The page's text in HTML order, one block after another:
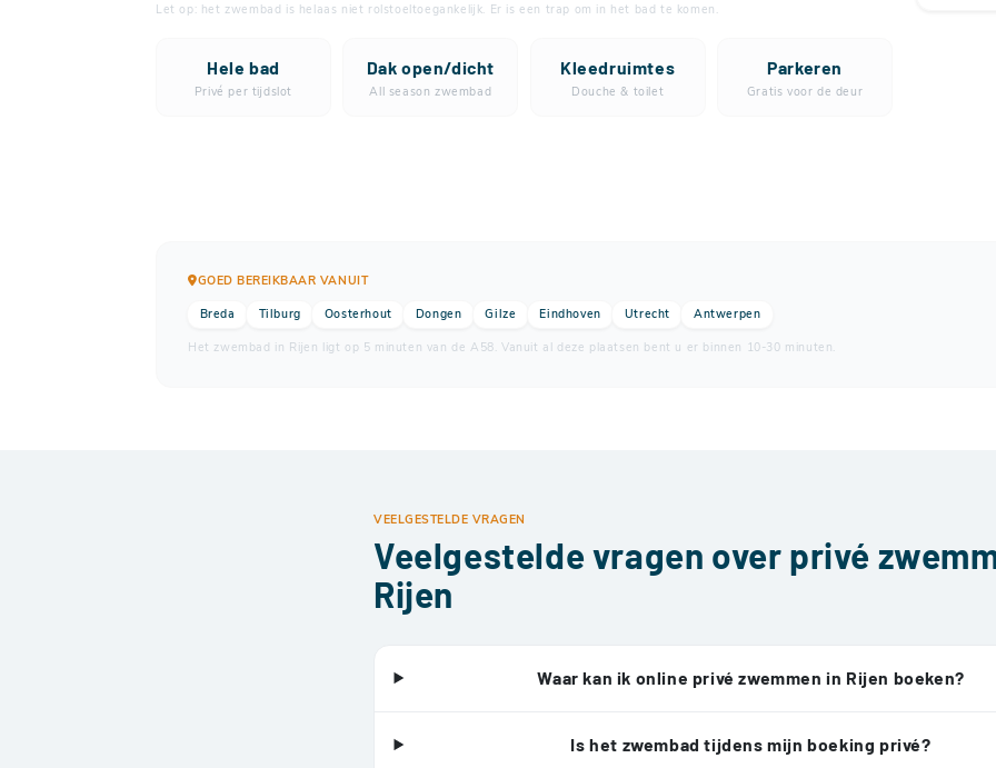
Let op: het zwembad is helaas niet rolstoeltoegankelijk. Er is een trap om in het bad te komen.
Hele bad
Privé per tijdslot
Dak open/dicht
All season zwembad
Kleedruimtes
Douche & toilet
Parkeren
Gratis voor de deur
GOED BEREIKBAAR VANUIT
Breda
Tilburg Oosterhout Dongen Gilze Eindhoven Utrecht
Antwerpen
Het zwembad in Rijen ligt op 5 minuten van de A58. Vanuit al deze plaatsen bent u er binnen 10-30 minuten.
VEELGESTELDE VRAGEN
Veelgestelde vragen over privé
Rijen
Waar kan ik online privé zwemmen in Rijen boeken?
Is het zwembad tijdens mijn boeking privé?